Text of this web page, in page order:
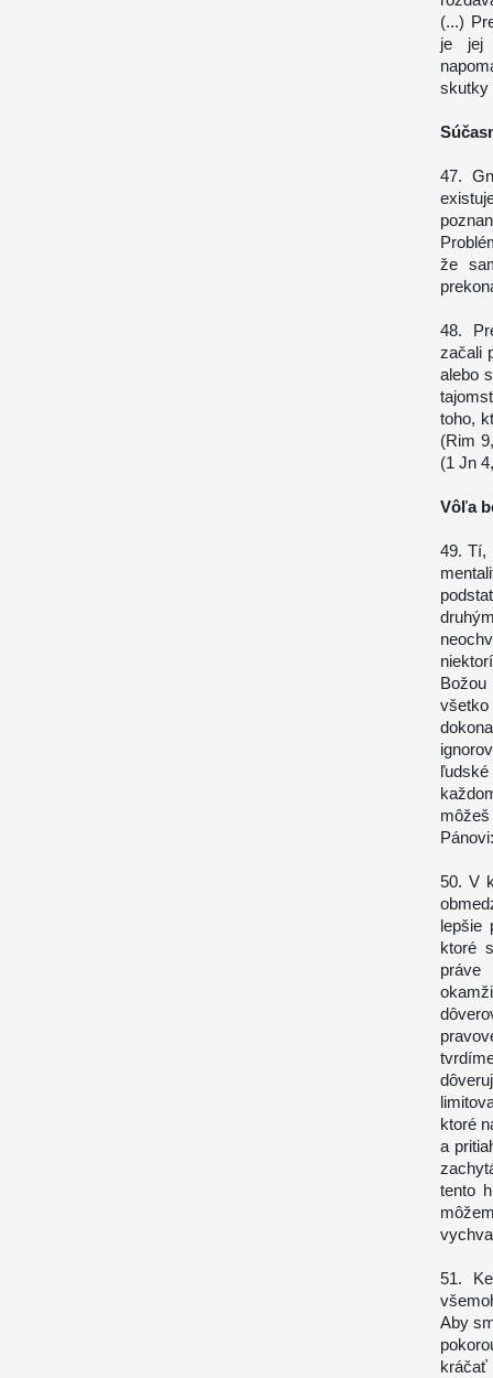
(...)
je jej
skutky
47.
že
48.
začali
alebo
toho,
(Rim
(1 Jn
Vôľa
49. Tí,
Božou
50. V
lepšie
ktoré
práve
ktoré
a
tento
51.
Aby